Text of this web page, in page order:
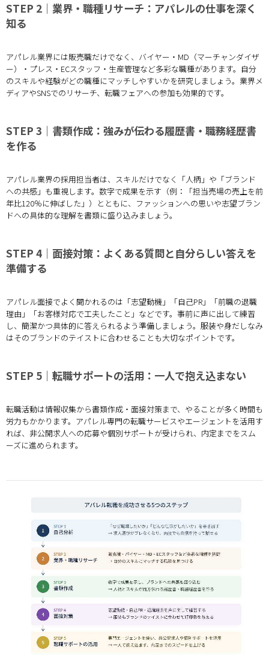
STEP 2｜業界・職種リサーチ：アパレルの仕事を深く
知る
アパレル業界には販売職だけでなく、バイヤー・MD（マーチャンダイザ
ー）・プレス・ECスタッフ・生産管理など多彩な職種があります。自分
のスキルや経験がどの職種にマッチしやすいかを研究しましょう。業界メ
ディアやSNSでのリサーチ、転職フェアへの参加も効果的です。
STEP 3｜書類作成：強みが伝わる履歴書・職務経歴書
を作る
アパレル業界の採用担当者は、スキルだけでなく「人柄」や「ブランド
への共感」も重視します。数字で成果を示す（例：「担当売場の売上を前
年比120％に伸ばした」）とともに、ファッションへの思いや志望ブラン
ドへの具体的な理解を書類に盛り込みましょう。
STEP 4｜面接対策：よくある質問と自分らしい答えを
準備する
アパレル面接でよく聞かれるのは「志望動機」「自己PR」「前職の退職
理由」「お客様対応で工夫したこと」などです。事前に声に出して練習
し、簡潔かつ具体的に答えられるよう準備しましょう。服装や身だしなみ
はそのブランドのテイストに合わせることも大切なポイントです。
STEP 5｜転職サポートの活用：一人で抱え込まない
転職活動は情報収集から書類作成・面接対策まで、やることが多く時間も
労力もかかります。アパレル専門の転職サービスやエージェントを活用す
れば、非公開求人への応募や個別サポートが受けられ、内定までをスム
ーズに進められます。